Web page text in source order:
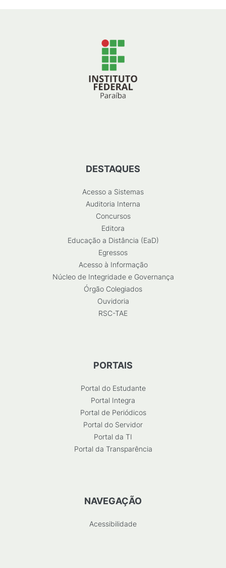
DESTAQUES
Acesso a Sistemas
Auditoria Interna
Concursos
Editora
Educação a Distância (EaD)
Egressos
Acesso à Informação
Núcleo de Integridade e Governança
Órgão Colegiados
Ouvidoria
RSC-TAE
PORTAIS
Portal do Estudante
Portal Integra
Portal de Periódicos
Portal do Servidor
Portal da TI
Portal da Transparência
NAVEGAÇÃO
Acessibilidade